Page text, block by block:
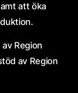
att öka
Region
av Region